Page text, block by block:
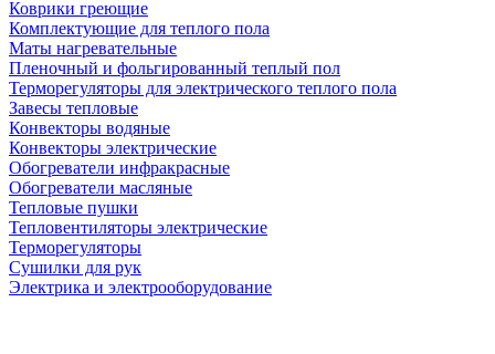
Коврики греющие
Комплектующие для теплого пола
Маты нагревательные
Пленочный и фольгированный теплый пол
Терморегуляторы для электрического теплого пола
Завесы тепловые
Конвекторы водяные
Конвекторы электрические
Обогреватели инфракрасные
Обогреватели масляные
Тепловые пушки
Тепловентиляторы электрические
Терморегуляторы
Сушилки для рук
Электрика и электрооборудование